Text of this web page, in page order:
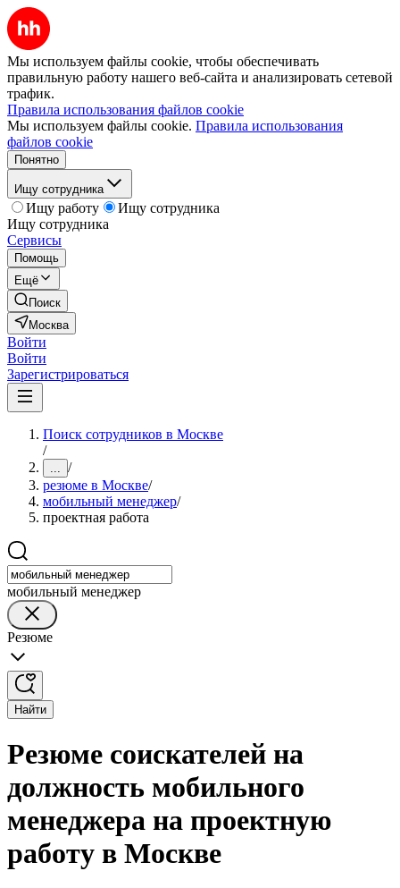
Мы используем файлы cookie, чтобы обеспечивать
правильную работу нашего веб-сайта и анализировать сетевой
трафик.
Правила использования файлов cookie
Мы используем файлы cookie. Правила использования
файлов cookie
Понятно
Ищу сотрудника
Ищу работу
Ищу сотрудника
Ищу сотрудника
Сервисы
Помощь
Ещё
Поиск
Москва
Войти
Войти
Зарегистрироваться
Поиск сотрудников в Москве
/
... /
резюме в Москве/
мобильный менеджер/
проектная работа
мобильный менеджер
Резюме
Найти
Резюме соискателей на
должность мобильного
менеджера на проектную
работу в Москве